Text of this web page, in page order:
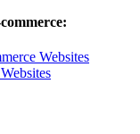
Websites